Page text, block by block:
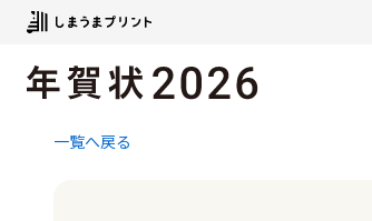
一覧へ戻る